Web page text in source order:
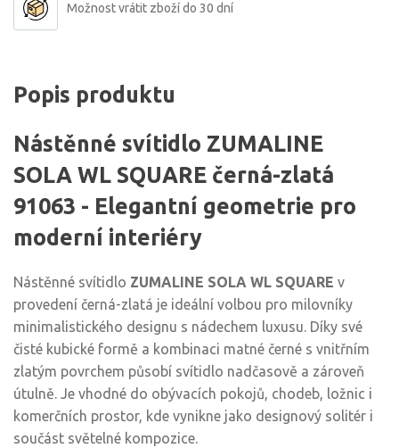
Možnost vrátit zboží do 30 dní
Popis produktu
Nástěnné svítidlo ZUMALINE
SOLA WL SQUARE černá-zlatá
91063 - Elegantní geometrie pro
moderní interiéry
Nástěnné svítidlo ZUMALINE SOLA WL SQUARE v
provedení černá-zlatá je ideální volbou pro milovníky
minimalistického designu s nádechem luxusu. Díky své
čisté kubické formě a kombinaci matné černé s vnitřním
zlatým povrchem působí svítidlo nadčasově a zároveň
útulně. Je vhodné do obývacích pokojů, chodeb, ložnic i
komerčních prostor, kde vynikne jako designový solitér i
součást světelné kompozice.